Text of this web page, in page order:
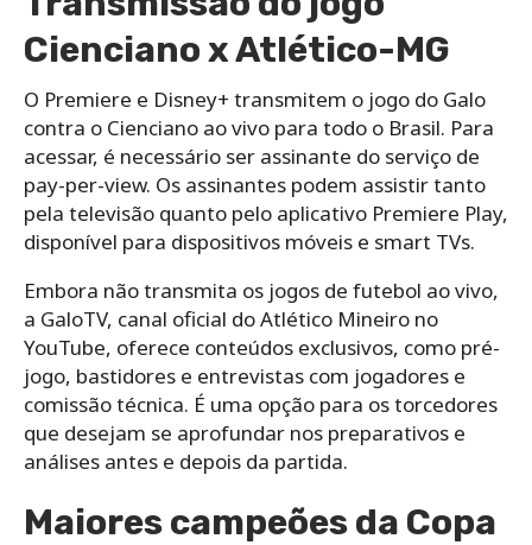
Cienciano x Atlético-MG
O Premiere e Disney+ transmitem o jogo do Galo
contra o Cienciano ao vivo para todo o Brasil. Para
acessar, é necessário ser assinante do serviço de
pay-per-view. Os assinantes podem assistir tanto
pela televisão quanto pelo aplicativo Premiere Play,
disponível para dispositivos móveis e smart TVs.
Embora não transmita os jogos de futebol ao vivo,
a GaloTV, canal oficial do Atlético Mineiro no
YouTube, oferece conteúdos exclusivos, como pré-
jogo, bastidores e entrevistas com jogadores e
comissão técnica. É uma opção para os torcedores
que desejam se aprofundar nos preparativos e
análises antes e depois da partida.
Maiores campeões da Copa